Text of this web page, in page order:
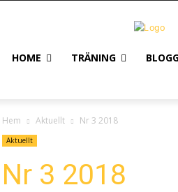
HOME TRÄNING
Hem Aktuellt Nr 3 2018
Aktuellt
Nr 3 2018